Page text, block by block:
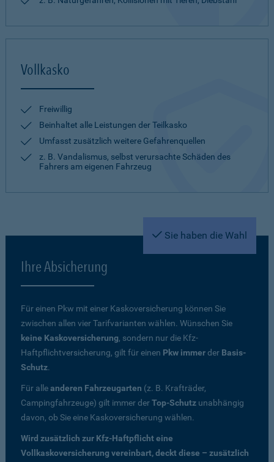
Vollkasko
Freiwillig
Beinhaltet alle Leistungen der Teilkasko
Umfasst zusätzlich weitere Gefahrenquellen
z. B. Vandalismus, selbst verursachte Schäden des
Fahrers am eigenen Fahrzeug
Sie haben die Wahl
Ihre Absicherung
Für einen Pkw mit einer Kaskoversicherung können Sie
zwischen allen vier Tarifvarianten wählen. Wünschen Sie
keine Kaskoversicherung, sondern nur die Kfz-
Haftpflichtversicherung, gilt für einen Pkw immerder Basis-
Schutz.
Für alleanderen Fahrzeugarten (z. B. Krafträder,
Campingfahrzeuge) gilt immer derTop-Schutz unabhängig
davon, ob Sie eine Kaskoversicherung wählen.
Wird zusätzlich zur Kfz-Haftpflicht eine
Vollkaskoversicherung vereinbart, deckt diese – zusätzlich